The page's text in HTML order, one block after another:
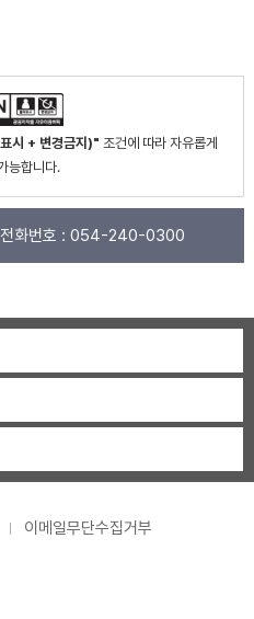
시 + 변경금지)" 조건에 따라 자유롭게
능합니다.
전화번호 : 054-240-0300
이메일무단수집거부